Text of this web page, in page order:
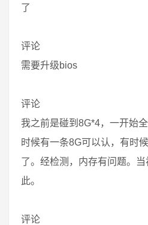
了
评论
需要升级bios
评论
我之前是碰到8G*4，一开始
时候有一条8G可以认，有时
了。经检测，内存有问题。
此。
评论